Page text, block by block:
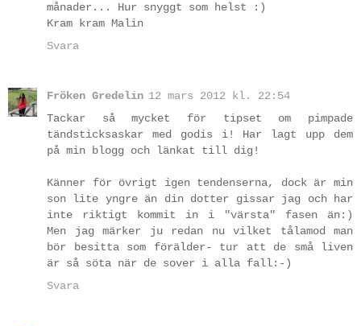
månader... Hur snyggt som helst :)
Kram kram Malin
Svara
Fröken Gredelin 12 mars 2012 kl. 22:54
Tackar så mycket för tipset om pimpade
tändsticksaskar med godis i! Har lagt upp dem
på min blogg och länkat till dig!
Känner för övrigt igen tendenserna, dock är min
son lite yngre än din dotter gissar jag och har
inte riktigt kommit in i "värsta" fasen än:)
Men jag märker ju redan nu vilket tålamod man
bör besitta som förälder- tur att de små liven
är så söta när de sover i alla fall:-)
Svara